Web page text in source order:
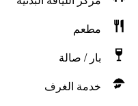
مطعم
بار / صالة
خدمة الغرف